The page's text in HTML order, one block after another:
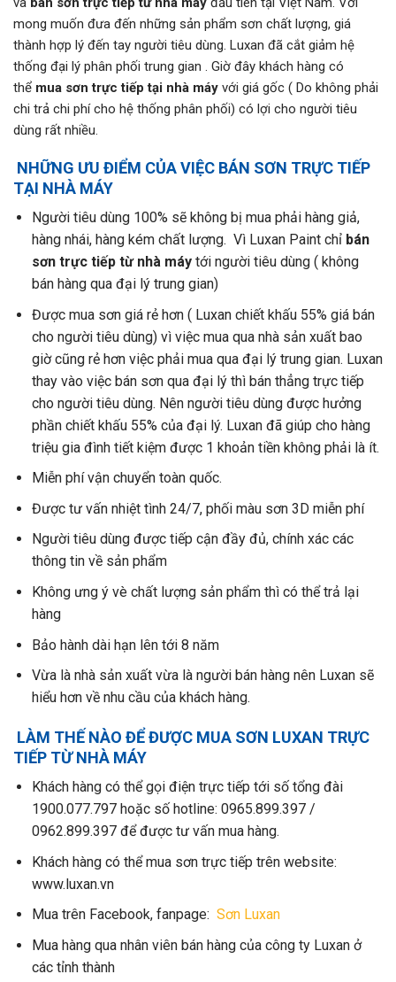
mong muốn đưa đến những sản phẩm sơn chất lượng, giá
thành hợp lý đến tay người tiêu dùng. Luxan đã cắt giảm hệ
thống đại lý phân phối trung gian . Giờ đây khách hàng có
thể mua sơn trực tiếp tại nhà máy với giá gốc ( Do không phải
chi trả chi phí cho hệ thống phân phối) có lợi cho người tiêu
dùng rất nhiều.
NHỮNG ƯU ĐIỂM CỦA VIỆC BÁN SƠN TRỰC TIẾP
TẠI NHÀ MÁY
Người tiêu dùng 100% sẽ không bị mua phải hàng giả,
hàng nhái, hàng kém chất lượng. Vì Luxan Paint chỉ bán
sơn trực tiếp từ nhà máy tới người tiêu dùng ( không
bán hàng qua đại lý trung gian)
Được mua sơn giá rẻ hơn ( Luxan chiết khấu 55% giá bán
cho người tiêu dùng) vì việc mua qua nhà sản xuất bao
giờ cũng rẻ hơn việc phải mua qua đại lý trung gian. Luxan
thay vào việc bán sơn qua đại lý thì bán thẳng trực tiếp
cho người tiêu dùng. Nên người tiêu dùng được hưởng
phần chiết khấu 55% của đại lý. Luxan đã giúp cho hàng
triệu gia đình tiết kiệm được 1 khoản tiền không phải là ít.
Miễn phí vận chuyển toàn quốc.
Được tư vấn nhiệt tình 24/7, phối màu sơn 3D miễn phí
Người tiêu dùng được tiếp cận đầy đủ, chính xác các
thông tin về sản phẩm
Không ưng ý vè chất lượng sản phẩm thì có thể trả lại
hàng
Bảo hành dài hạn lên tới 8 năm
Vừa là nhà sản xuất vừa là người bán hàng nên Luxan sẽ
hiểu hơn về nhu cầu của khách hàng.
LÀM THẾ NÀO ĐỂ ĐƯỢC MUA SƠN LUXAN TRỰC
TIẾP TỪ NHÀ MÁY
Khách hàng có thể gọi điện trực tiếp tới số tổng đài
1900.077.797 hoặc số hotline: 0965.899.397 /
0962.899.397 để được tư vấn mua hàng.
Khách hàng có thể mua sơn trực tiếp trên website:
www.luxan.vn
Mua trên Facebook, fanpage: Sơn Luxan
Mua hàng qua nhân viên bán hàng của công ty Luxan ở
các tỉnh thành